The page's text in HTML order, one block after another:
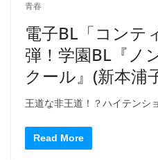
青春
電子BL「コンテ
弾！学園BL『ノ
クール』(新本浦
王道な非王道！？ハイテンシ
Read More